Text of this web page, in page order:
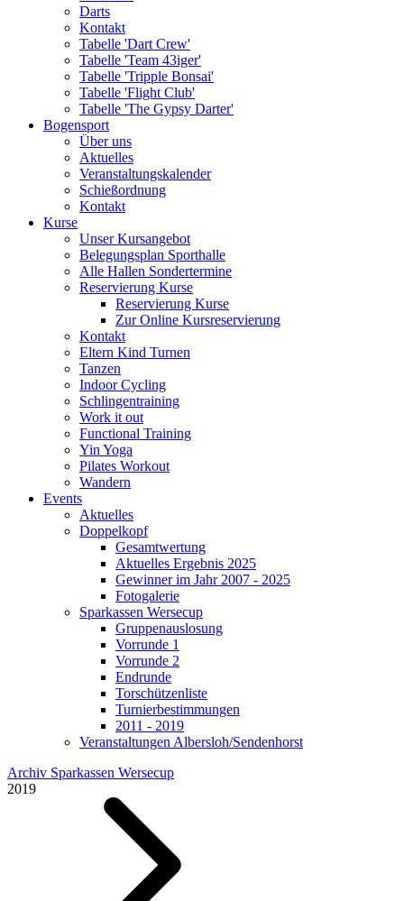
Darts
Kontakt
Tabelle 'Dart Crew'
Tabelle 'Team 43iger'
Tabelle 'Tripple Bonsai'
Tabelle 'Flight Club'
Tabelle 'The Gypsy Darter'
Bogensport
Über uns
Aktuelles
Veranstaltungskalender
Schießordnung
Kontakt
Kurse
Unser Kursangebot
Belegungsplan Sporthalle
Alle Hallen Sondertermine
Reservierung Kurse
Reservierung Kurse
Zur Online Kursreservierung
Kontakt
Eltern Kind Turnen
Tanzen
Indoor Cycling
Schlingentraining
Work it out
Functional Training
Yin Yoga
Pilates Workout
Wandern
Events
Aktuelles
Doppelkopf
Gesamtwertung
Aktuelles Ergebnis 2025
Gewinner im Jahr 2007 - 2025
Fotogalerie
Sparkassen Wersecup
Gruppenauslosung
Vorrunde 1
Vorrunde 2
Endrunde
Torschützenliste
Turnierbestimmungen
2011 - 2019
Veranstaltungen Albersloh/Sendenhorst
Archiv Sparkassen Wersecup
2019